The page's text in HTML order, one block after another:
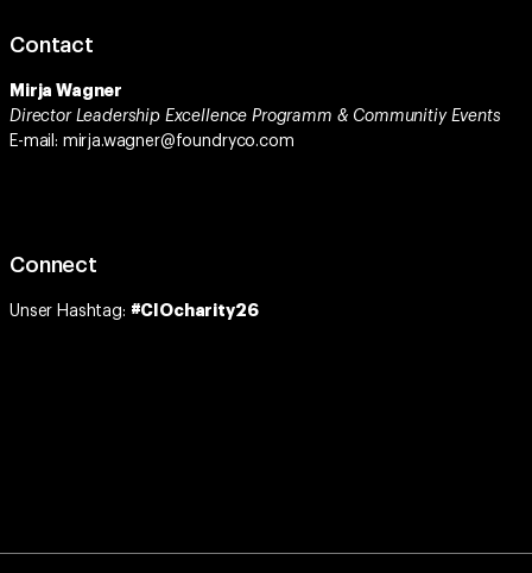
Contact
Mirja Wagner
Director Leadership Excellence Programm & Communitiy Events
E-mail: mirja.wagner@foundryco.com
Connect
Unser Hashtag: #CIOcharity26